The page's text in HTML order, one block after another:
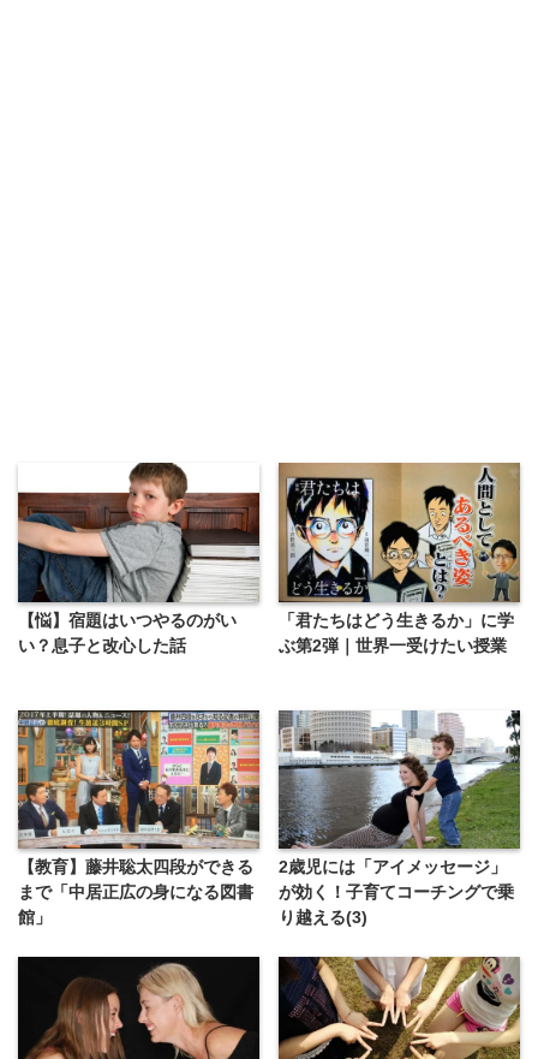
【悩】宿題はいつやるのがい
い？息子と改心した話
「君たちはどう生きるか」に学
ぶ第2弾｜世界一受けたい授業
【教育】藤井聡太四段ができる
まで「中居正広の身になる図書
館」
2歳児には「アイメッセージ」
が効く！子育てコーチングで乗
り越える(3)